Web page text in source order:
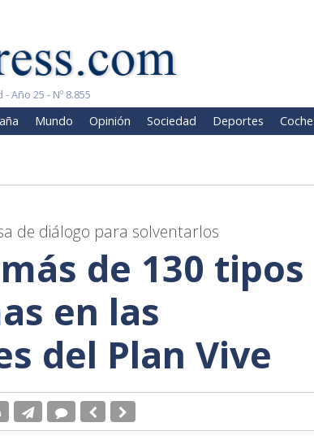
Año 25 - Nº 8.855
Mundo Opinión Sociedad Deportes
de diálogo para solventarlos
de 130 tipos
en las
del Plan Vive